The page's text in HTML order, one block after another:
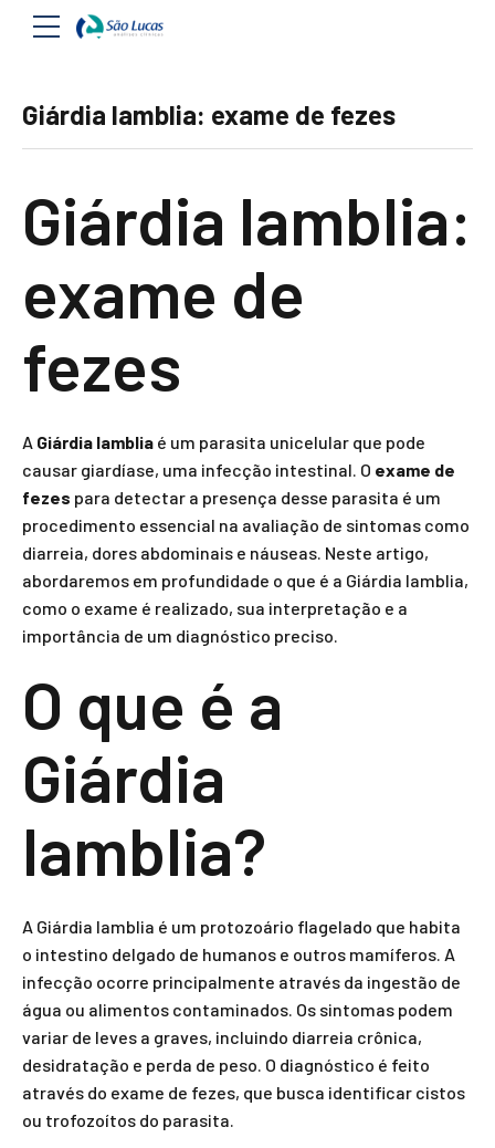
Giárdia lamblia: exame de fezes
Giárdia lamblia:
exame de
fezes
A Giárdia lamblia é um parasita unicelular que pode
causar giardíase, uma infecção intestinal. O exame de
fezes para detectar a presença desse parasita é um
procedimento essencial na avaliação de sintomas como
diarreia, dores abdominais e náuseas. Neste artigo,
abordaremos em profundidade o que é a Giárdia lamblia,
como o exame é realizado, sua interpretação e a
importância de um diagnóstico preciso.
O que é a
Giárdia
lamblia?
A Giárdia lamblia é um protozoário flagelado que habita
o intestino delgado de humanos e outros mamíferos. A
infecção ocorre principalmente através da ingestão de
água ou alimentos contaminados. Os sintomas podem
variar de leves a graves, incluindo diarreia crônica,
desidratação e perda de peso. O diagnóstico é feito
através do exame de fezes, que busca identificar cistos
ou trofozoítos do parasita.